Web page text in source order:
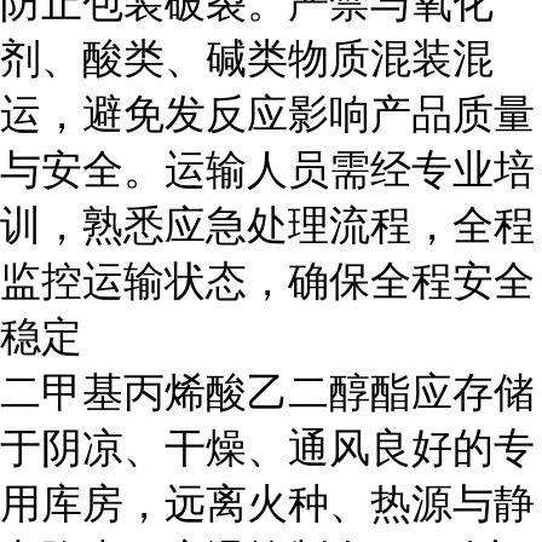
剂、酸类、碱类物质混装混
运，避免发反应影响产品质量
与安全。运输人员需经专业培
训，熟悉应急处理流程，全程
监控运输状态，确保全程安全
稳定
二甲基丙烯酸乙二醇酯应存储
于阴凉、干燥、通风良好的专
用库房，远离火种、热源与静